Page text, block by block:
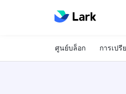
ศูนย์บล็อก การเปรี